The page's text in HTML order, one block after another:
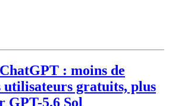
: moins de
gratuits, plus
GPT-5.6 Sol